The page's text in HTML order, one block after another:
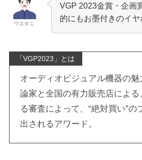
ウエタニ
VGP 2023金賞・企画
的にもお墨付きのイヤ
「VGP2023」とは
オーディオビジュアル機器の
論家と全国の有力販売店によ
る審査によって、“絶対買い”の
出されるアワード。